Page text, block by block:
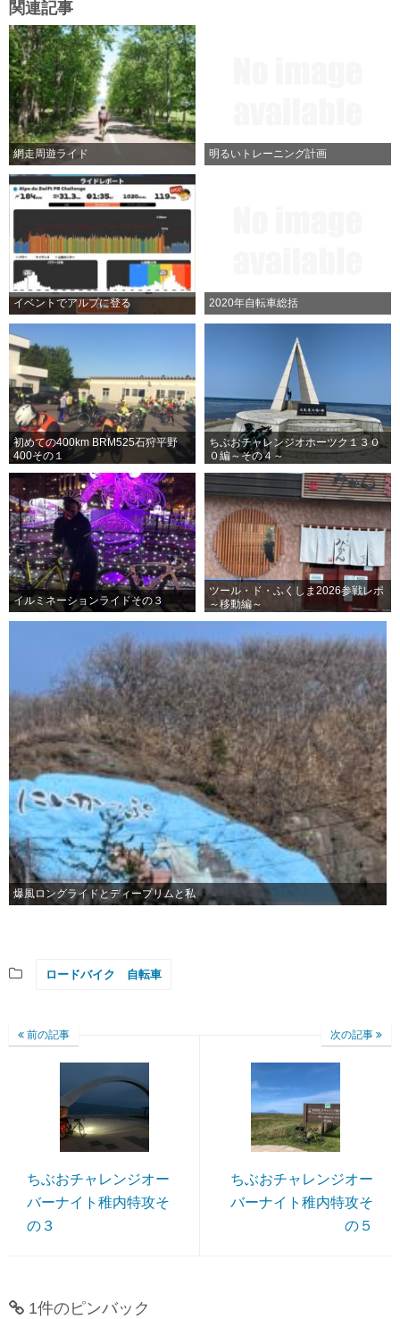
関連記事
網走周遊ライド 明るいトレーニング計画
イベントでアルプに登る 2020年自転車総括
初めての400km BRM525石狩平野
400その１
ちぶおチャレンジオホーツク１３０
０編～その４～
イルミネーションライドその３
ツール・ド・ふくしま2026参戦レポ
～移動編～
爆風ロングライドとディープリムと私
ロードバイク 自転車
前の記事
ちぶおチャレンジオー
バーナイト稚内特攻そ
の３
次の記事
ちぶおチャレンジオー
バーナイト稚内特攻そ
の５
1件のピンバック